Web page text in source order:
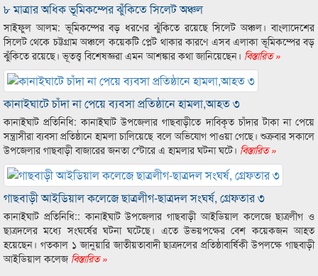
৮ মাত্রার অধিক ভূমিকম্পের ঝুঁকিতে সিলেট অঞ্চল
সাইফুল আলম: ভূমিকম্পের বড় ধরণের ঝুঁকিতে রয়েছে সিলেট অঞ্চল। বাংলাদেশের
সিলেট থেকে চট্টগ্রাম অঞ্চলে কয়েকটি প্লেট থাকার কারণে এসব এলাকা ভূমিকম্পের বড়
ঝুঁকিতে রয়েছে। ভূতত্ত্ব বিশেষজ্ঞরা এমন আশঙ্কার কথা জানিয়েছেন। বিস্তারিত »
কানাইঘাটে চাঁদা না পেয়ে ব্যবসা প্রতিষ্ঠানে হামলা,আহত ৩
কানাইঘাট প্রতিনিধি: কানাইঘাট উপজেলার গাছবাড়ীতে দাবিকৃত চাঁদার টাকা না পেয়ে
সন্ত্রাসীরা ব্যবসা প্রতিষ্ঠানে হামলা চালিয়েছে বলে অভিযোগ পাওয়া গেছে। শুক্রবার সকালে
উপজেলার গাছবাড়ী বাজারের জনতা স্টোরে এ হামলার ঘটনা ঘটে। বিস্তারিত »
গাছবাড়ী আইডিয়াল কলেজে ছাত্রলীগ-ছাত্রদল সংঘর্ষ, গ্রেফতার ৩
কানাইঘাট প্রতিনিধি:: কানাইঘাট উপজেলার গাছবাড়ী আইডিয়াল কলেজে ছাত্রলীগ ও
ছাত্রদলের মধ্যে সংঘর্ষের ঘটনা ঘটেছে। এতে উভয়পক্ষের বেশ কয়েকজন আহত
হয়েছেন। গতকাল ১ জানুয়ারি জাতীয়তাবাদী ছাত্রদলের প্রতিষ্ঠাবার্ষিকী উপলক্ষে গাছবাড়ী
আইডিয়াল কলেজ বিস্তারিত »